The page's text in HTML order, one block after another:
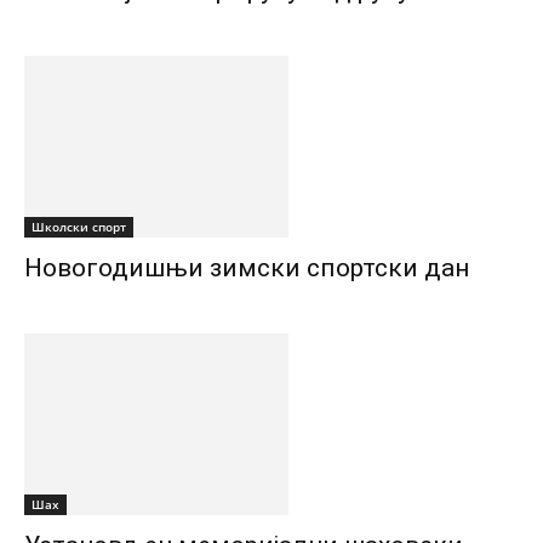
Школски спорт
Новогодишњи зимски спортски дан
Шах